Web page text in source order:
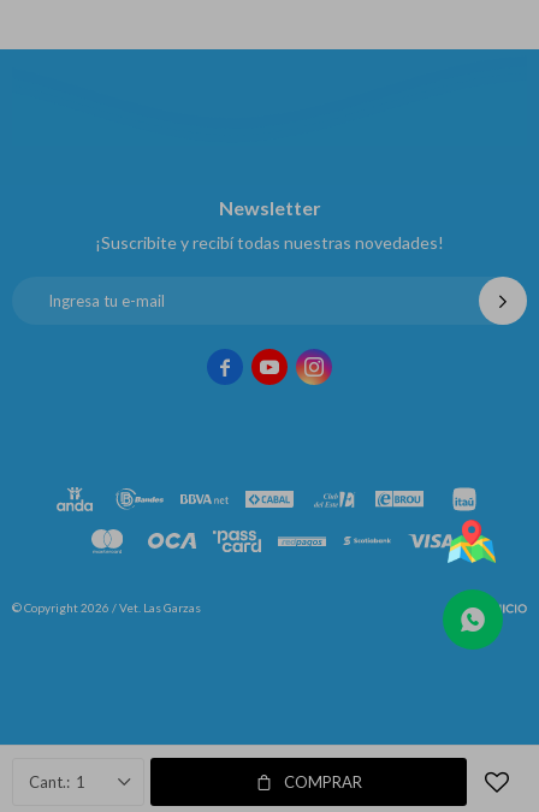
1 COMPRAR
Newsletter
¡Suscribite y recibí todas nuestras novedades!
  
© Copyright 2026 / Vet. Las Garzas
Fenicio